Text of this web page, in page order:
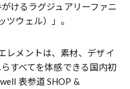
けるラグジュアリーファニ
ウェル）」。
レメントは、素材、デザイ
すべてを体感できる国内初
表参道 SHOP &